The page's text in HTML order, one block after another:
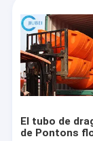
El tubo de
de Pontons